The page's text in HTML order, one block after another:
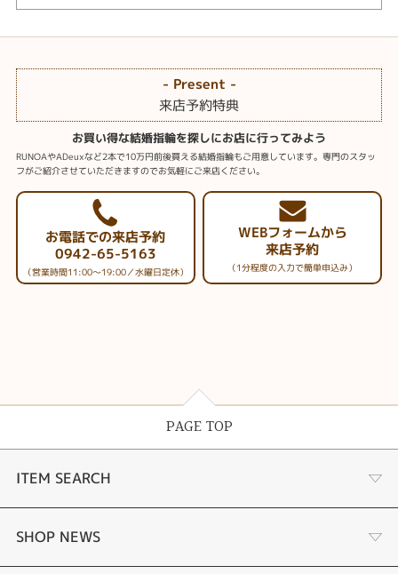
- Present -
来店予約特典
お買い得な結婚指輪を探しにお店に行ってみよう
RUNOAやADeuxなど2本で10万円前後買える結婚指輪もご用意しています。専門のスタッ
フがご紹介させていただきますのでお気軽にご来店ください。
お電話での来店予約
0942-65-5163
（営業時間11:00～19:00／水曜日定休）
WEBフォームから
来店予約
（1分程度の入力で簡単申込み）
PAGE TOP
ITEM SEARCH
婚約指輪
SHOP NEWS